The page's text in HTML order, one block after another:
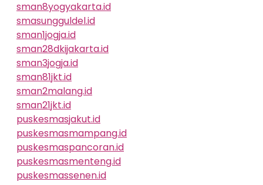
sman8yogyakarta.id
smasungguldel.id
sman1jogja.id
sman28dkijakarta.id
sman3jogja.id
sman81jkt.id
sman2malang.id
sman21jkt.id
puskesmasjakut.id
puskesmasmampang.id
puskesmaspancoran.id
puskesmasmenteng.id
puskesmassenen.id